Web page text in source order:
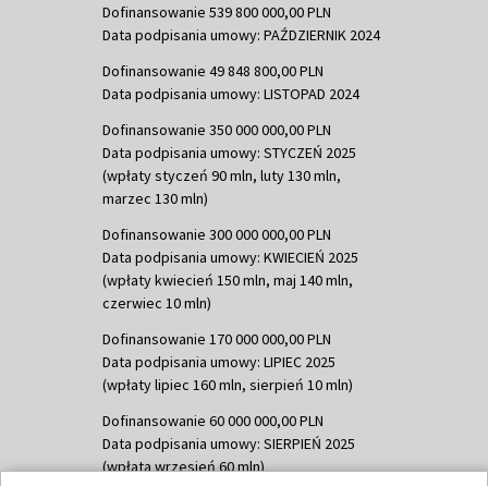
Dofinansowanie 539 800 000,00 PLN
Data podpisania umowy: PAŹDZIERNIK 2024
Dofinansowanie 49 848 800,00 PLN
Data podpisania umowy: LISTOPAD 2024
Dofinansowanie 350 000 000,00 PLN
Data podpisania umowy: STYCZEŃ 2025
(wpłaty styczeń 90 mln, luty 130 mln,
marzec 130 mln)
Dofinansowanie 300 000 000,00 PLN
Data podpisania umowy: KWIECIEŃ 2025
(wpłaty kwiecień 150 mln, maj 140 mln,
czerwiec 10 mln)
Dofinansowanie 170 000 000,00 PLN
Data podpisania umowy: LIPIEC 2025
(wpłaty lipiec 160 mln, sierpień 10 mln)
Dofinansowanie 60 000 000,00 PLN
Data podpisania umowy: SIERPIEŃ 2025
(wpłata wrzesień 60 mln)